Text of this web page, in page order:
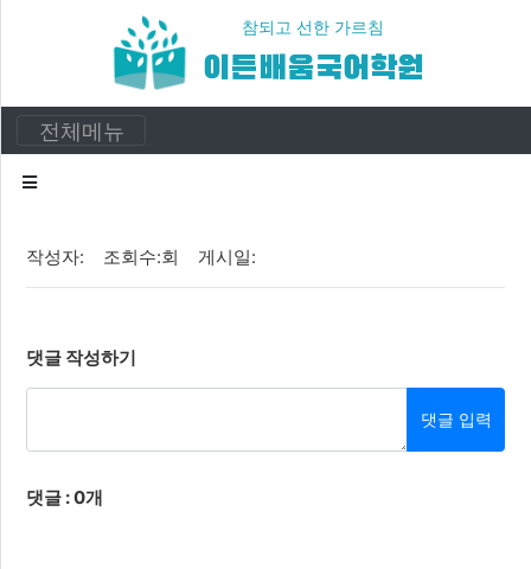
참되고 선한 가르침
이든배움국어학원
전체메뉴
테
고
리
이든이야기
입시정보
입시자료
작성자: 조회수:회 게시일:
댓글 작성하기
댓글 입력
댓글 : 0개